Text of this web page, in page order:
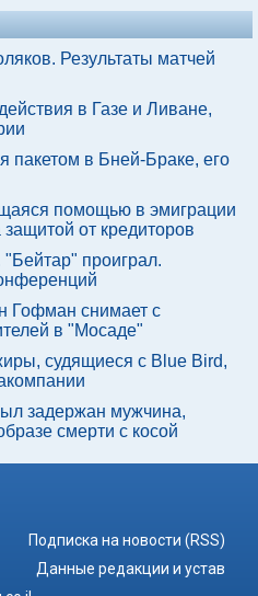
Результаты матчей
в Газе и Ливане,
пакетом в Бней-Браке, его
помощью в эмиграции
защитой от кредиторов
проиграл.
Гофман снимает с
в "Мосаде"
судящиеся с Blue Bird,
задержан мужчина,
смерти с косой
Подписка на новости (RSS)
Данные редакции и устав